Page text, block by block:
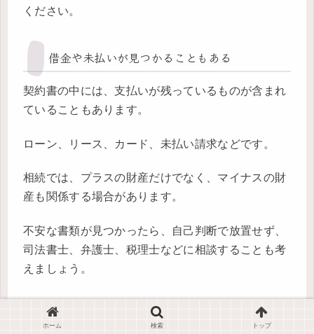
ください。
借金や未払いが見つかることもある
契約書の中には、支払いが残っているものが含まれ
ていることもあります。
ローン、リース、カード、未払い請求などです。
相続では、プラスの財産だけでなく、マイナスの財
産も関係する場合があります。
不安な書類が見つかったら、自己判断で放置せず、
司法書士、弁護士、税理士などに相談することも考
えましょう。
古い家で見つかる“名義がそのまま”問題
ホーム 検索 トップ